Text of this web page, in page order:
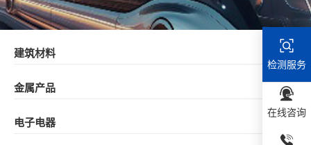
建筑材料
金属产品
电子电器
检测服务
在线咨询